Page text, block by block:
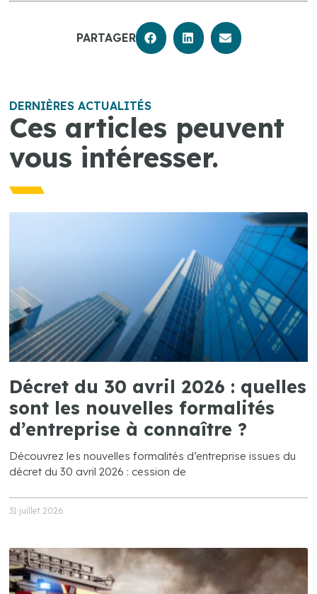
PARTAGER
DERNIÈRES ACTUALITÉS
Ces articles peuvent
vous intéresser.
Décret du 30 avril 2026 : quelles
sont les nouvelles formalités
d’entreprise à connaître ?
Découvrez les nouvelles formalités d’entreprise issues du
décret du 30 avril 2026 : cession de
31 juillet 2026